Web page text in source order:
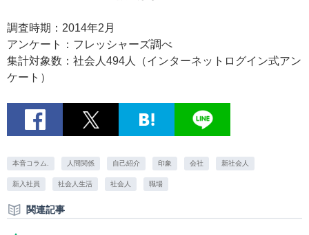
調査時期：2014年2月
アンケート：フレッシャーズ調べ
集計対象数：社会人494人（インターネットログイン式アン
ケート）
本音コラム. 人間関係 自己紹介 印象 会社 新社会人
新入社員 社会人生活 社会人 職場
関連記事